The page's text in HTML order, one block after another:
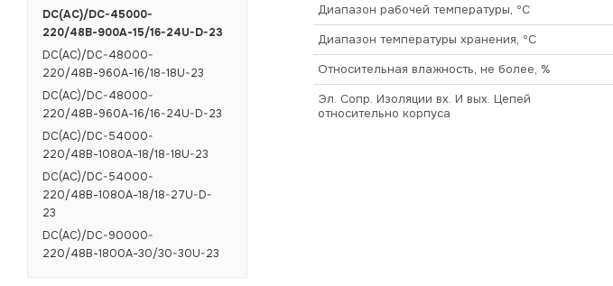
Диапазон рабочей температуры, ºС
Диапазон температуры хранения, ºС
Относительная влажность, не более, %
Эл. Сопр. Изоляции вх. И вых. Цепей
относительно корпуса
DC(AC)/DC-45000-
220/48В-900А-15/16-24U-D-23
DC(AC)/DC-48000-
220/48В-960А-16/18-18U-23
DC(AC)/DC-48000-
220/48В-960А-16/16-24U-D-23
DC(AC)/DC-54000-
220/48В-1080А-18/18-18U-23
DC(AC)/DC-54000-
220/48В-1080А-18/18-27U-D-
23
DC(AC)/DC-90000-
220/48В-1800А-30/30-30U-23